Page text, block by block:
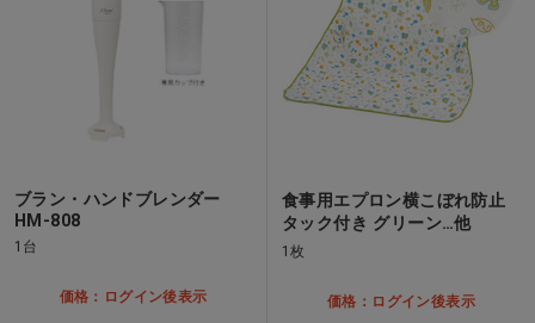
ブラン・ハンドブレンダー
HM-808
1台
価格：ログイン後表示
食事用エプロン横こぼれ防止
タック付き グリーン…他
1枚
価格：ログイン後表示